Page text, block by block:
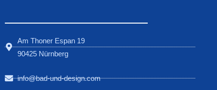
Am Thoner Espan 19
90425 Nürnberg
info@bad-und-design.com